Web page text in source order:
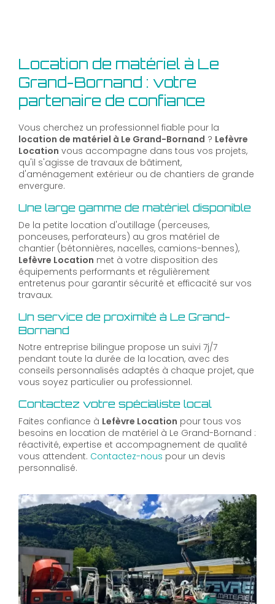
Location de matériel à Le
Grand-Bornand : votre
partenaire de confiance
Vous cherchez un professionnel fiable pour la
location de matériel à Le Grand-Bornand ? Lefèvre
Location vous accompagne dans tous vos projets,
qu'il s'agisse de travaux de bâtiment,
d'aménagement extérieur ou de chantiers de grande
envergure.
Une large gamme de matériel disponible
De la petite location d'outillage (perceuses,
ponceuses, perforateurs) au gros matériel de
chantier (bétonnières, nacelles, camions-bennes),
Lefèvre Location met à votre disposition des
équipements performants et régulièrement
entretenus pour garantir sécurité et efficacité sur vos
travaux.
Un service de proximité à Le Grand-
Bornand
Notre entreprise bilingue propose un suivi 7j/7
pendant toute la durée de la location, avec des
conseils personnalisés adaptés à chaque projet, que
vous soyez particulier ou professionnel.
Contactez votre spécialiste local
Faites confiance à Lefèvre Location pour tous vos
besoins en location de matériel à Le Grand-Bornand :
réactivité, expertise et accompagnement de qualité
vous attendent. Contactez-nous pour un devis
personnalisé.